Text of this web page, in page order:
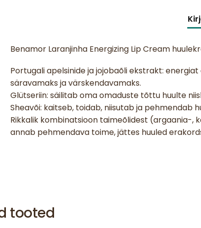
Benamor Laranjinha Energizing Lip Cream
Portugali apelsinide ja jojobaõli ekstrakt:
säravamaks ja värskendavamaks.
Glütseriin: säilitab oma omaduste tõttu huulte
Sheavõi: kaitseb, toidab, niisutab ja pehmendab
Rikkalik kombinatsioon taimeõlidest (argaania-,
annab pehmendava toime, jättes huuled
tooted